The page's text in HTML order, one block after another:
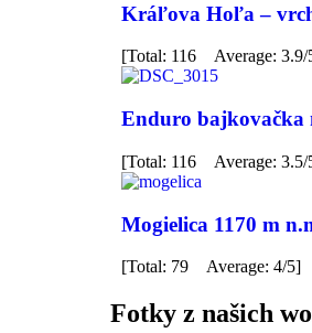
Kráľova Hoľa –
[Total: 116 Average: 3.9/
Enduro bajkovačka
[Total: 116 Average: 3.5/
Mogielica 1170 m
[Total: 79 Average: 4/5]
Fotky z našich